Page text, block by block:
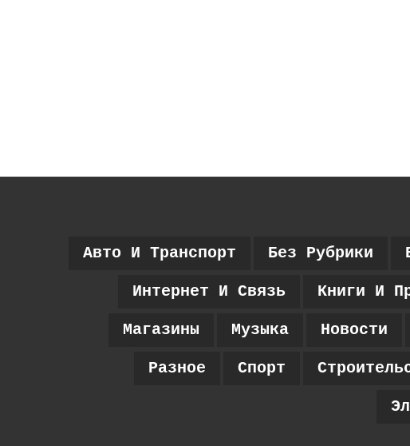
Авто И Транспорт Без Рубрики
Интернет И Связь Книги И
Магазины Музыка Новости
Разное Спорт